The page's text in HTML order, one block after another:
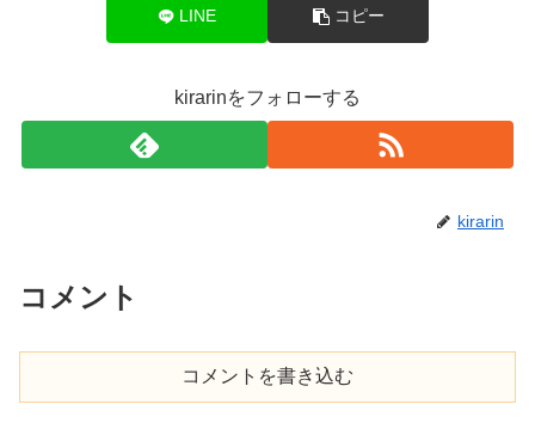
LINE コピー
kirarinをフォローする
kirarin
コメント
コメントを書き込む